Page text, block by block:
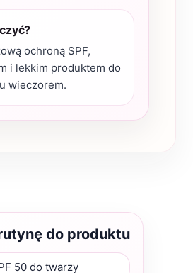
ochroną SPF,
i lekkim produktem do
wieczorem.
do produktu
50 do twarzy